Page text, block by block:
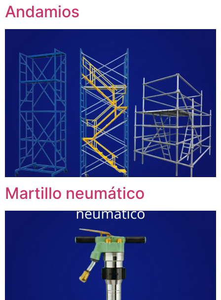
Andamios
Martillo neumático